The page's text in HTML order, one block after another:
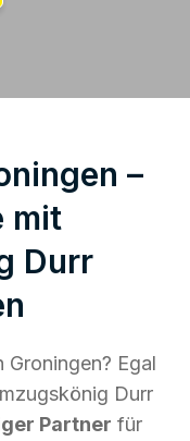
–
mit
Durr
Groningen? Egal
Durr
Partner für